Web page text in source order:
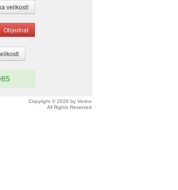
velikostí
Copyright © 2026 by Verino
All Rights Reserved